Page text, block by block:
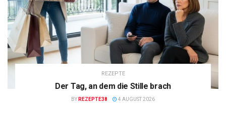
REZEPTE
Der Tag, an dem die Stille brach
BY REZEPTE38 4 AUGUST 2026